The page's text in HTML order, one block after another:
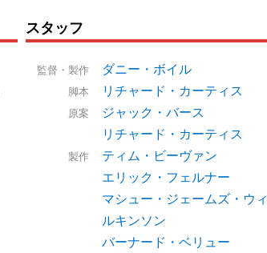
スタッフ
監督・製作 ダニー・ボイル
脚本 リチャード・カーティス
原案
ジャック・バース
リチャード・カーティス
製作
ティム・ビーヴァン
エリック・フェルナー
マシュー・ジェームズ・ウィ
ルキンソン
バーナード・ベリュー